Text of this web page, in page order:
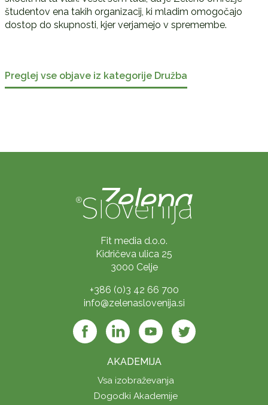
študentov ena takih organizacij, ki mladim omogočajo
dostop do skupnosti, kjer verjamejo v spremembe.
Preglej vse objave iz kategorije Družba
Fit media d.o.o.
Kidričeva ulica 25
3000 Celje
+386 (0)3 42 66 700
info@zelenaslovenija.si
AKADEMIJA
Vsa izobraževanja
Dogodki Akademije